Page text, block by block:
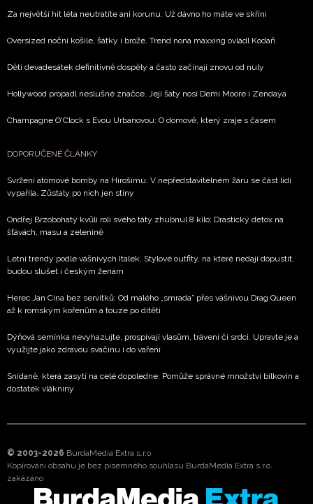
Za největší hit léta neutratíte ani korunu. Už dávno ho máte ve skříni
Oversized noční košile, šátky i brože. Trend nona maxxing ovládl Kodaň
Děti devadesátek definitivně dospěly a často začínají znovu od nuly
Hollywood propadl neslušné značce. Její šaty nosí Demi Moore i Zendaya
Champagne O'Clock s Evou Urbanovou: O domově, který zraje s časem
DOPORUČENÉ ČLÁNKY
Svržení atomové bomby na Hirošimu: V nepředstavitelném žáru se část lidí
vypařila. Zůstaly po nich jen stíny
Ondřej Brzobohatý kvůli roli svého táty zhubnul 8 kilo: Drastický detox na
šťávách, masu a zelenině
Letní trendy podle vášnivých Italek. Stylové outfity, na které nedají dopustit,
budou slušet i českým ženám
Herec Jan Cina bez servítků: Od malého „smrada” přes vášnivou Drag Queen
až k romským kořenům a touze po dítěti
Dýňová semínka nevyhazujte, prospívají vlasům, trávení či srdci. Upravte je a
využijte jako zdravou svačinu i do vaření
Snídaně, která zasytí na celé dopoledne: Pomůže správné množství bílkovin a
dostatek vlákniny
© 2003-2026 BurdaMedia Extra s.r.o.
Kopírování obsahu je bez písemného souhlasu BurdaMedia Extra s.r.o.
zakázáno